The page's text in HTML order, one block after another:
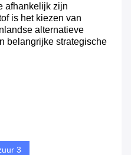
afhankelijk zijn
is het kiezen van
alternatieve
belangrijke strategische
3